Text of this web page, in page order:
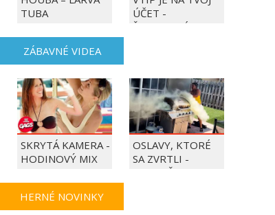
TUBA
ÚČET -
ŠMOULOVÉ
ZÁBAVNÉ VIDEA
SKRYTÁ KAMERA -
HODINOVÝ MIX
OSLAVY, KTORÉ
SA ZVRTLI -
NAJLEPŠIE
HERNÉ NOVINKY